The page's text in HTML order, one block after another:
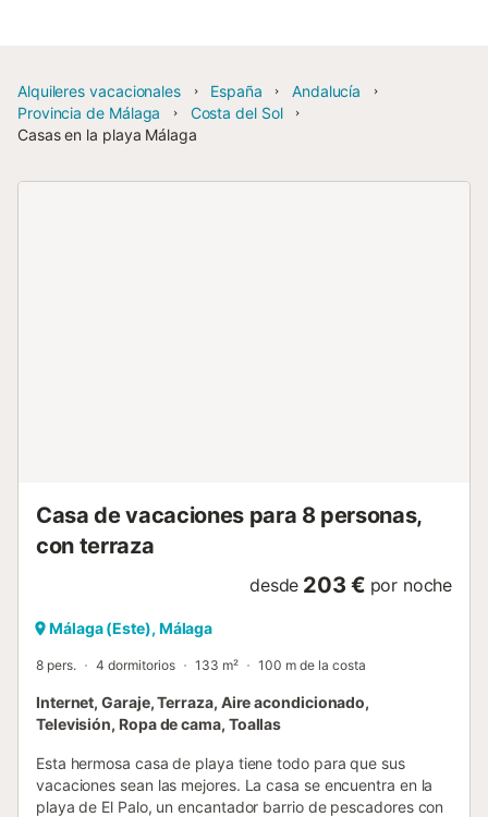
Alquileres vacacionales España
Andalucía
Provincia de Málaga
Costa del Sol
Casas en la playa Málaga
Casa de vacaciones para 8 personas,
con terraza
desde 203 € por noche
Málaga (Este), Málaga
8 pers. 4 dormitorios 133 m² 100 m de la costa
Internet, Garaje, Terraza, Aire acondicionado,
Televisión, Ropa de cama, Toallas
Esta hermosa casa de playa tiene todo para que sus
vacaciones sean las mejores. La casa se encuentra en la
playa de El Palo, un encantador barrio de pescadores con